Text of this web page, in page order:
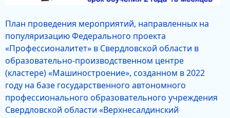
План проведения мероприятий, направленных на
популяризацию Федерального проекта
«Профессионалитет» в Свердловской области в
образовательно-производственном центре
(кластере) «Машиностроение», созданном в 2022
году на базе государственного автономного
профессионального образовательного учреждения
Свердловской области «Верхнесалдинский